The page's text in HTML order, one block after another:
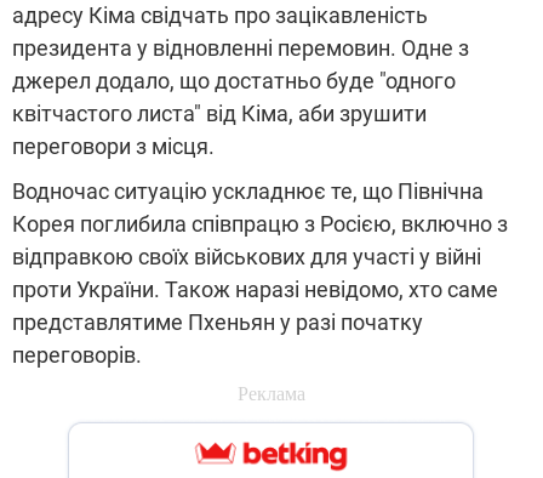
адресу Кіма свідчать про зацікавленість
президента у відновленні перемовин. Одне з
джерел додало, що достатньо буде "одного
квітчастого листа" від Кіма, аби зрушити
переговори з місця.
Водночас ситуацію ускладнює те, що Північна
Корея поглибила співпрацю з Росією, включно з
відправкою своїх військових для участі у війні
проти України. Також наразі невідомо, хто саме
представлятиме Пхеньян у разі початку
переговорів.